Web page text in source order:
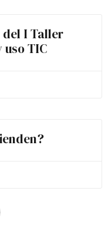
del I Taller
TIC